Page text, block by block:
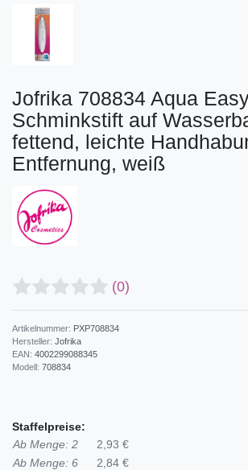
Jofrika 708834 Aqua
Schminkstift auf
fettend, leichte
Entfernung, weiß
(0)
Artikelnummer: PXP708834
Hersteller: Jofrika
EAN: 4002299088345
Modell: 708834
Staffelpreise:
Ab Menge: 2
2,93 €
Ab Menge: 6
2,84 €